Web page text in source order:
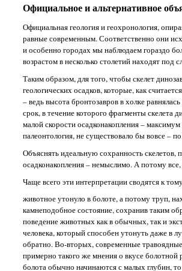
Официальное и альтернативное
Официальная геология и геохронология,
равные современным. Соответственно они
и особенно городах мы наблюдаем гораздо
возрастом в несколько столетий находят под
Таким образом, для того, чтобы скелет
геологических осадков, которые, как
– ведь высота бронтозавров в холке
срок, в течение которого фрагменты скелета
малой скорости осадконакопления –
палеонтология, не существовало бы вовсе –
Объяснять идеальную сохранность
осадконакопления – немыслимо. А потому
Чаще всего эти интерпретации сводятся к
животное утонуло в болоте, а потому труп,
камнеподобное состояние, сохранив таким
поведение животных как в обычных, так и
человека, который способен утонуть даже в
обратно. Во-вторых, современные
примерно такого же мнения о вкусе болотной
болота обычно начинаются с малых глубин,